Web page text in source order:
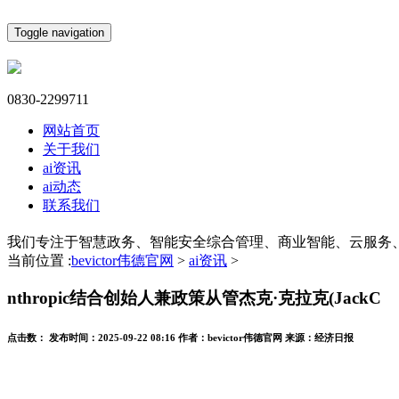
Toggle navigation
0830-2299711
网站首页
关于我们
ai资讯
ai动态
联系我们
我们专注于智慧政务、智能安全综合管理、商业智能、云服务
当前位置 :bevictor伟德官网 > ai资讯 >
nthropic结合创始人兼政策从管杰克·克拉克(JackC
点击数： 发布时间： 2025-09-22 08:16 作者： bevictor伟德官网 来源： 经济日报